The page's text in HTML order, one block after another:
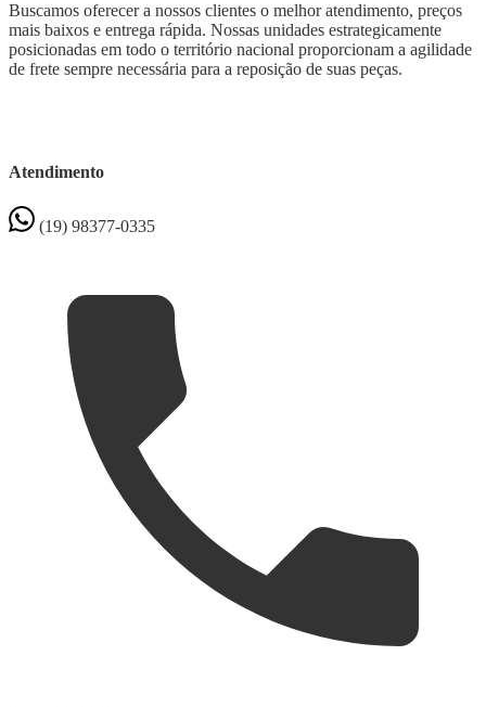
Buscamos oferecer a nossos clientes o melhor atendimento, preços
mais baixos e entrega rápida. Nossas unidades estrategicamente
posicionadas em todo o território nacional proporcionam a agilidade
de frete sempre necessária para a reposição de suas peças.
Atendimento
(19) 98377-0335